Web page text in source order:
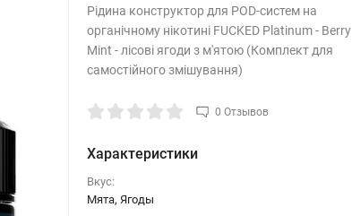
Рідина конструктор для POD-систем на
органічному нікотині FUCKED Platinum - Berry
Mint - лісові ягоди з м'ятою (Комплект для
самостійного змішування)
0 Отзывов
Характеристики
Вкус:
Мята, Ягоды